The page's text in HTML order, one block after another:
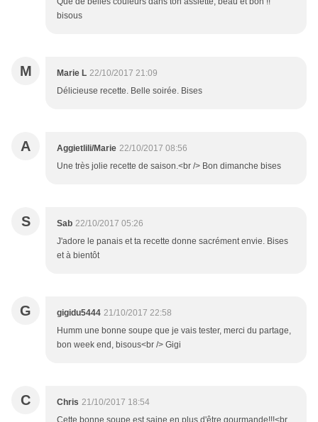
bisous
M Marie L 22/10/2017 21:09
Délicieuse recette. Belle soirée. Bises
A Aggietlili/Marie 22/10/2017 08:56
Une très jolie recette de saison.<br /> Bon dimanche bises
S Sab 22/10/2017 05:26
J'adore le panais et ta recette donne sacrément envie. Bises
et à bientôt
G gigidu5444 21/10/2017 22:58
Humm une bonne soupe que je vais tester, merci du partage,
bon week end, bisous<br /> Gigi
C Chris 21/10/2017 18:54
Cette bonne soupe est saine en plus d'être gourmande!!!<br